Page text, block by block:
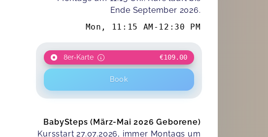
Ende September 2026.
Mon , 11:15 AM - 12:30 PM
8er-Karte €109.00
Book
BabySteps (März-Mai 2026 Geborene)
Kursstart 27.07.2026, immer Montags um